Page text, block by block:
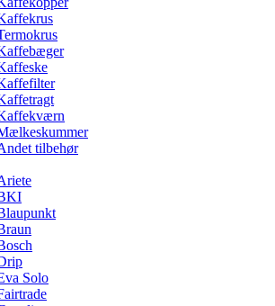
tilbehør
Solo